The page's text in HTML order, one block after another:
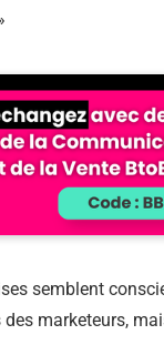
semblent
marketeurs,